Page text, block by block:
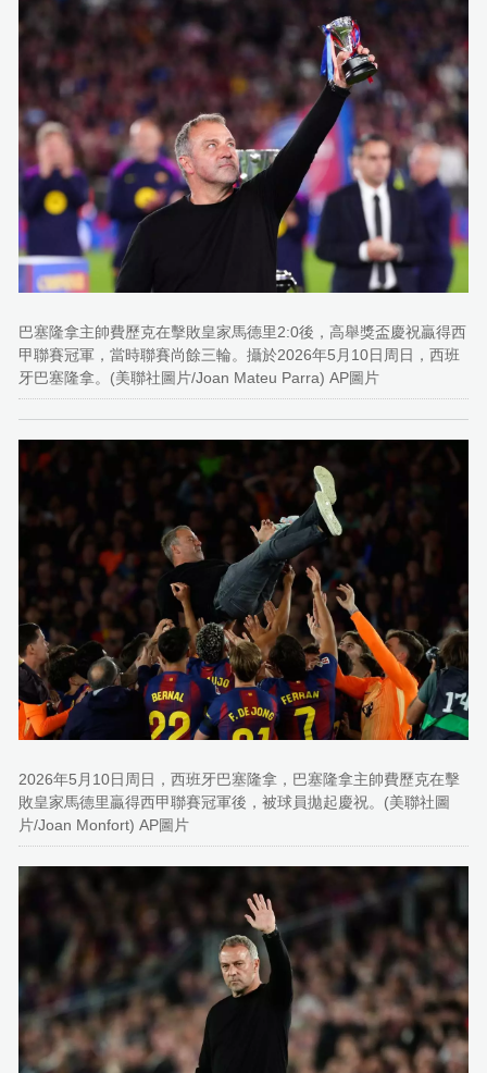
巴塞隆拿主帥費歷克在擊敗皇家馬德里2:0後，高舉獎盃慶祝贏得西
甲聯賽冠軍，當時聯賽尚餘三輪。攝於2026年5月10日周日，西班
牙巴塞隆拿。(美聯社圖片/Joan Mateu Parra) AP圖片
2026年5月10日周日，西班牙巴塞隆拿，巴塞隆拿主帥費歷克在擊
敗皇家馬德里贏得西甲聯賽冠軍後，被球員拋起慶祝。(美聯社圖
片/Joan Monfort) AP圖片